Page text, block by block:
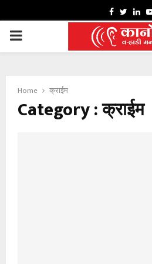
FACEBOOK
PRIMARY
Home क्राईम
Category : क्राईम